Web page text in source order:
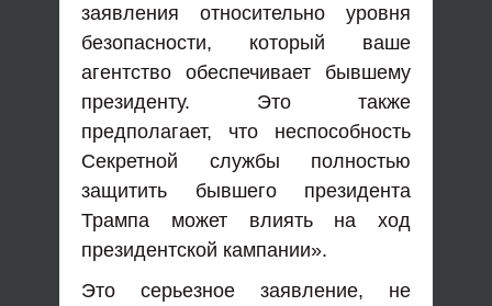
заявления относительно уровня
безопасности, который ваше
агентство обеспечивает бывшему
президенту. Это также
предполагает, что неспособность
Секретной службы полностью
защитить бывшего президента
Трампа может влиять на ход
президентской кампании».
Это серьезное заявление, не